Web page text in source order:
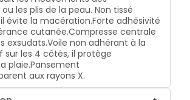
les plis de la peau. Non tissé
évite la macération.Forte adhésivité
cutanée.Compresse centrale
exsudats.Voile non adhérant à la
sur les 4 côtés, il protège
plaie.Pansement
aux rayons X.